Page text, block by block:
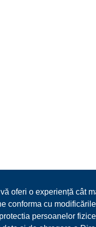
oferi o experiență cât
conforma cu
persoanelor
DESPRE NOI